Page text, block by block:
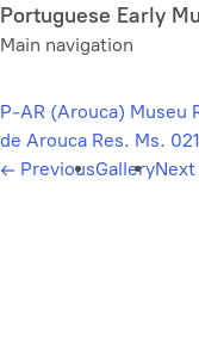
Skip
to
content
Portuguese Early
Main navigation
P-AR (Arouca) Museu
de Arouca Res. Ms. 021
← PreviousGalleryNext